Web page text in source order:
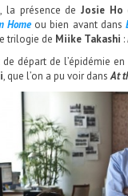
la présence deJosie Ho
Homeou bien avant dans
trilogie de Miike Takashi :
départ de l’épidémie
, que l’on a pu voir dansAt